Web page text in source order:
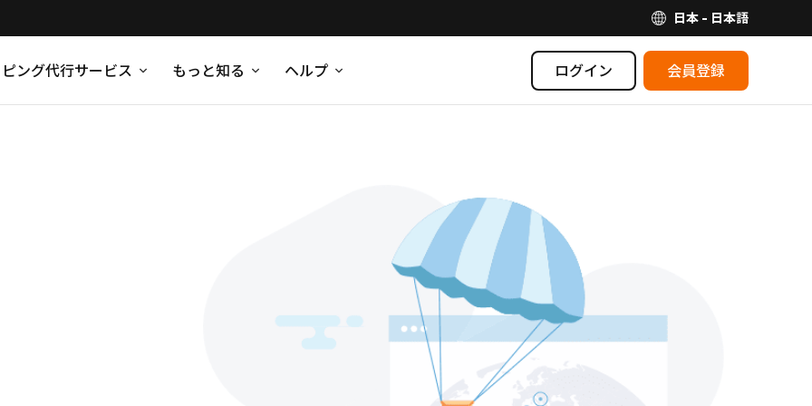
日本 - 日本語
ング代行サービス もっと知る ヘルプ ログイン 会員登録